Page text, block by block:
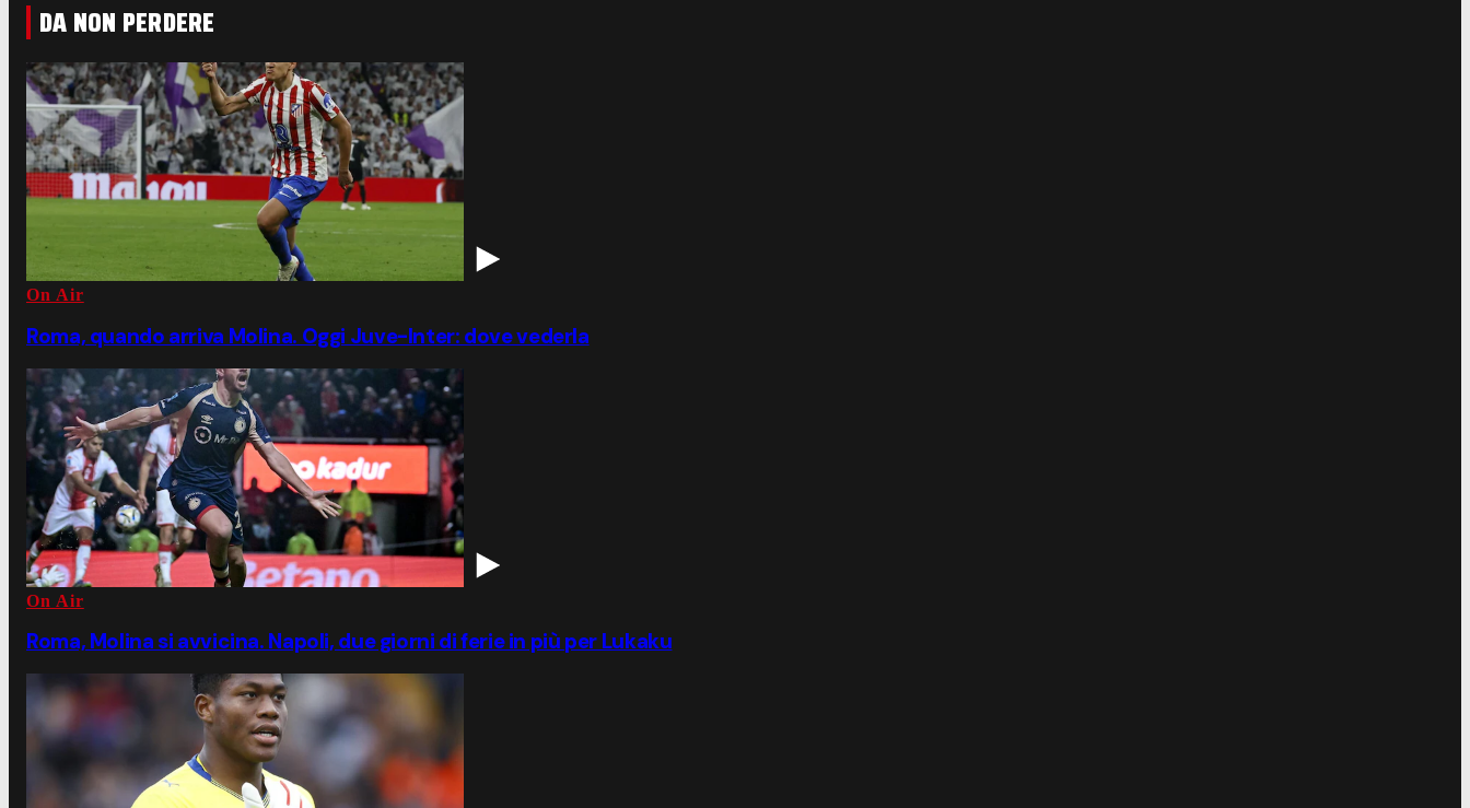
DA NON PERDERE
On Air
Roma, quando arriva Molina. Oggi Juve-Inter: dove vederla
On Air
Roma, Molina si avvicina. Napoli, due giorni di ferie in più per Lukaku